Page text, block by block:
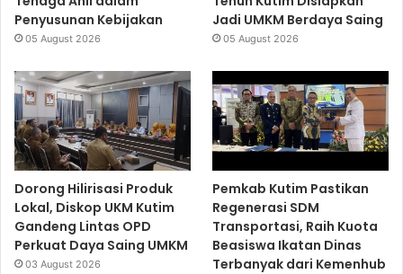
Penyusunan Kebijakan
05 August 2026
Jadi UMKM Berdaya Saing
05 August 2026
Dorong Hilirisasi Produk
Lokal, Diskop UKM Kutim
Gandeng Lintas OPD
Perkuat Daya Saing UMKM
03 August 2026
Pemkab Kutim Pastikan
Regenerasi SDM
Transportasi, Raih Kuota
Beasiswa Ikatan Dinas
Terbanyak dari Kemenhub